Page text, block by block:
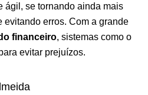
ágil, se tornando ainda mais
evitando erros. Com a grande
financeiro, sistemas como o
evitar prejuízos.